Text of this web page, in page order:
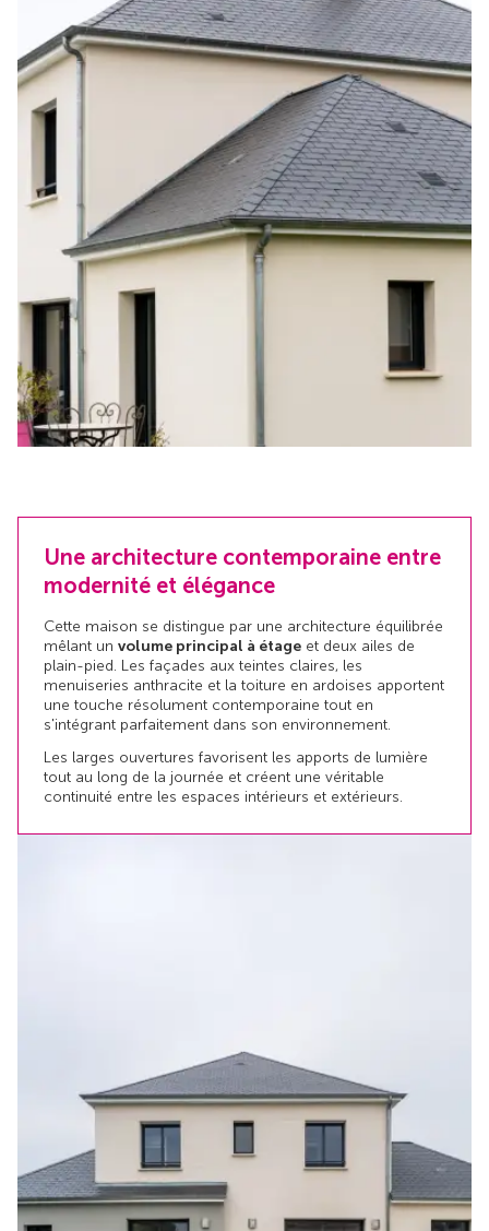
Une architecture contemporaine entre
modernité et élégance
Cette maison se distingue par une architecture équilibrée
mêlant unvolume principal à étage et deux ailes de
plain-pied. Les façades aux teintes claires, les
menuiseries anthracite et la toiture en ardoises apportent
une touche résolument contemporaine tout en
s'intégrant parfaitement dans son environnement.
Les larges ouvertures favorisent les apports de lumière
tout au long de la journée et créent une véritable
continuité entre les espaces intérieurs et extérieurs.